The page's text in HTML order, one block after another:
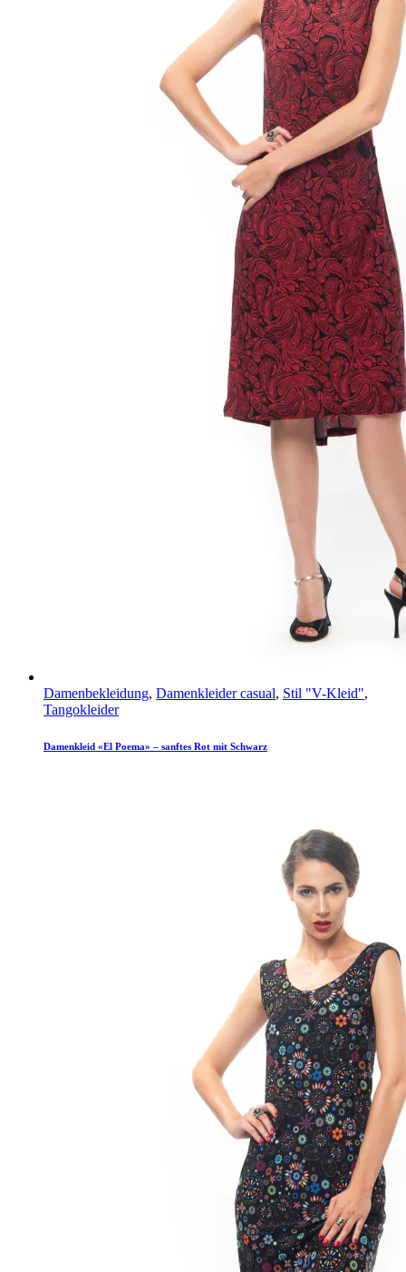
Damenbekleidung, Damenkleider casual, Stil "V-Kleid",
Tangokleider
Damenkleid «El Poema» – sanftes Rot mit Schwarz